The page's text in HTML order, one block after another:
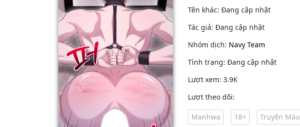
Tên khác: Đang cập nhật
Tác giả: Đang cập nhật
Nhóm dịch: Navy Team
Tình trạng: Đang cập nhật
Lượt xem: 3.9K
Lượt theo dõi:
Manhwa 18+ Truyện Màu